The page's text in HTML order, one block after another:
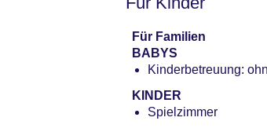
Für Familien
BABYS
Kinderbetreuung:
KINDER
Spielzimmer